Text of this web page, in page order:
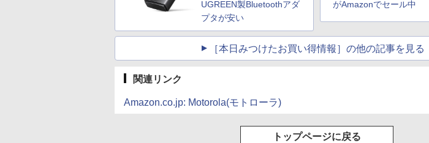
UGREEN製Bluetoothアダ
プタが安い
がAmazonでセール中
［本日みつけたお買い得情報］の他の記事を見る
関連リンク
Amazon.co.jp: Motorola(モトローラ)
トップページに戻る